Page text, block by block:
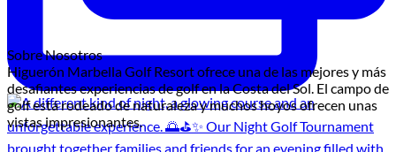
Sobre Nosotros
Higuerón Marbella Golf Resort ofrece una de las mejores y más
desafiantes experiencias de golf en la Costa del Sol. El campo de
golf está rodeado de naturaleza y muchos hoyos ofrecen unas
vistas impresionantes.